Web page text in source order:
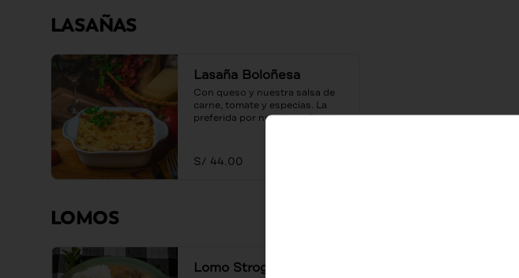
LASAÑAS
Lasaña Boloñesa
Con queso y nuestra salsa de
carne, tomate y especias. La
preferida por nuestros clientes.
S/ 44.00
LOMOS
Lomo Strogonoff